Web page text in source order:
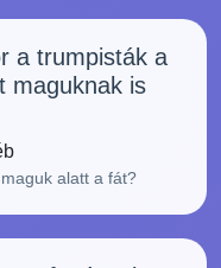
a trumpisták a
maguknak is
alatt a fát?